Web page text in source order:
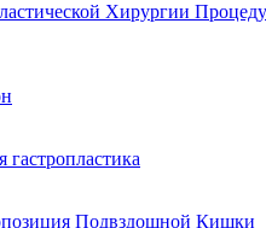
Хирургии
гастропластика
Подвздошной Кишки